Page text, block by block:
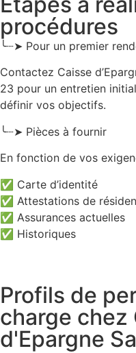
procédures
╰┈➤ Pour un premier
Contactez Caisse
23 pour un entretien
définir vos objectifs.
╰┈➤ Pièces à fournir
En fonction de vos
✅ Carte d’identité
✅ Attestations de
✅ Assurances actuelles
✅ Historiques
Profils de
charge chez
d'Epargne